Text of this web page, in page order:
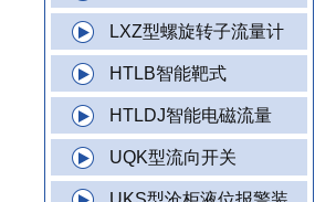
LXZ型螺旋转子流量计
HTLB智能靶式
HTLDJ智能电磁流量
UQK型流向开关